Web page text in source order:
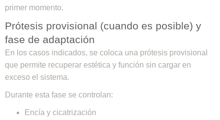
primer momento.
Prótesis provisional (cuando es posible) y
fase de adaptación
En los casos indicados, se coloca una prótesis provisional
que permite recuperar estética y función sin cargar en
exceso el sistema.
Durante esta fase se controlan:
Encía y cicatrización